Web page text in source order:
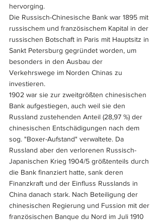
hervorging.
Die Russisch-Chinesische Bank war 1895 mit
russischem und französischem Kapital in der
russischen Botschaft in Paris mit Hauptsitz in
Sankt Petersburg gegründet worden, um
besonders in den Ausbau der
Verkehrswege im Norden Chinas zu
investieren.
1902 war sie zur zweitgrößten chinesischen
Bank aufgestiegen, auch weil sie den
Russland zustehenden Anteil (28,97 %) der
chinesischen Entschädigungen nach dem
sog. "Boxer-Aufstand" verwaltete. Da
Russland aber den verlorenen Russisch-
Japanischen Krieg 1904/5 größtenteils durch
die Bank finanziert hatte, sank deren
Finanzkraft und der Einfluss Russlands in
China danach stark. Nach Beteiligung der
chinesischen Regierung und Fussion mit der
französischen Banque du Nord im Juli 1910